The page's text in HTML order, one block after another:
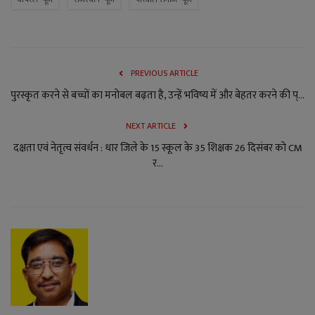
PREVIOUS ARTICLE
पुरस्कृत करने से बच्चों का मनोबल बढ़ता है, उन्हें भविष्य में और बेहतर करने की प्...
NEXT ARTICLE
दक्षता एवं नेतृत्व संवर्धन : धार जिले के 15 स्कूल के 35 शिक्षक 26 दिसंबर को CM
र...